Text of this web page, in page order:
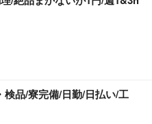
品/寮完備/日勤/日払い/工